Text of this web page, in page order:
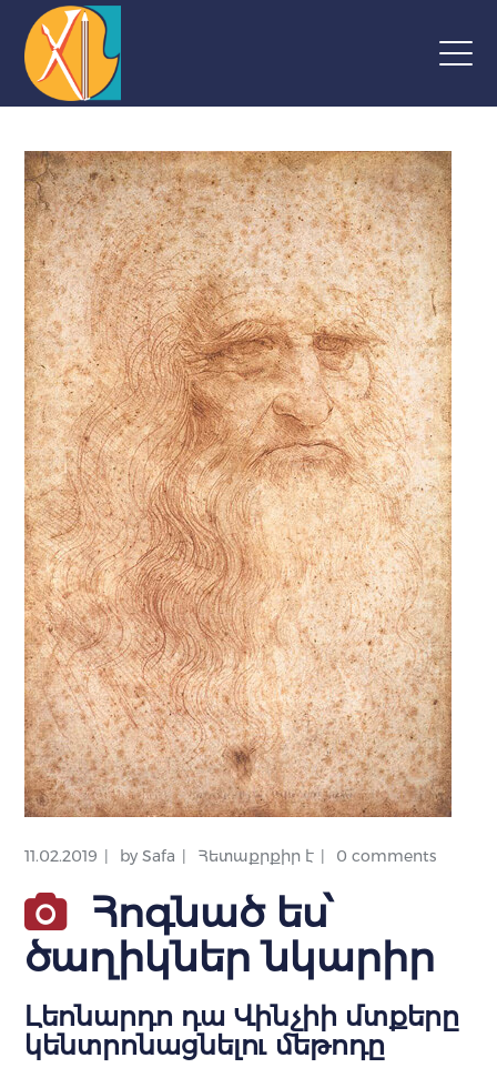
11.02.2019 bySafa Հետաքրքիր է 0 comments
Հոգնած ես՝
ծաղիկներ նկարիր
Լեոնարդո դա Վինչիի մտքերը
կենտրոնացնելու մեթոդը